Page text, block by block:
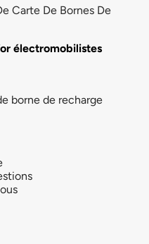
Carte De Bornes De
électromobilistes
borne de recharge